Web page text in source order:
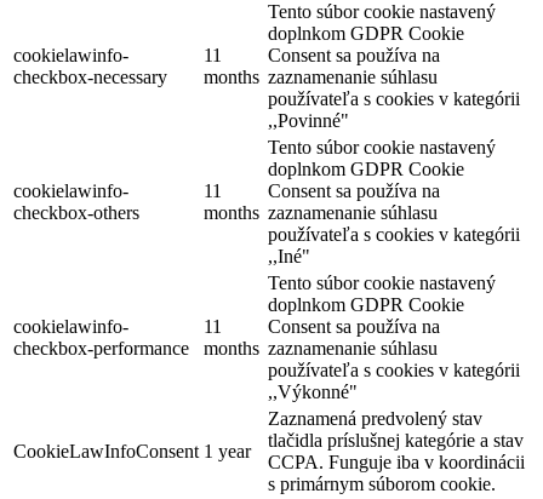
cookielawinfo-
checkbox-necessary
11
months
Tento súbor cookie nastavený
doplnkom GDPR Cookie
Consent sa používa na
zaznamenanie súhlasu
používateľa s cookies v kategórii
,,Povinné"
cookielawinfo-
checkbox-others
11
months
Tento súbor cookie nastavený
doplnkom GDPR Cookie
Consent sa používa na
zaznamenanie súhlasu
používateľa s cookies v kategórii
,,Iné"
cookielawinfo-
checkbox-performance
11
months
Tento súbor cookie nastavený
doplnkom GDPR Cookie
Consent sa používa na
zaznamenanie súhlasu
používateľa s cookies v kategórii
,,Výkonné"
CookieLawInfoConsent 1 year
Zaznamená predvolený stav
tlačidla príslušnej kategórie a stav
CCPA. Funguje iba v koordinácii
s primárnym súborom cookie.